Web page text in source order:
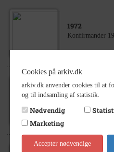
1972
Konfirmander
1910- 9999
Cookies på arkiv.dk
arkiv.dk anvender cookies til at
og til indsamling af statistik.
Nødvendig
Marketing
Accepter nødvendige